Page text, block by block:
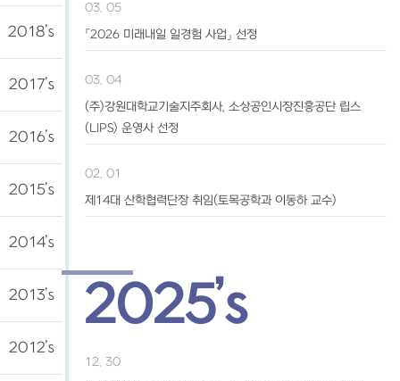
2018’s
2017’s
2016’s
2015’s
2014’s
2013’s
2012’s
03. 05
「2026 미래내일 일경험 사업」 선정
03. 04
(주)강원대학교기술지주회사, 소상공인시장진흥공단 립스
(LIPS) 운영사 선정
02. 01
제14대 산학협력단장 취임(토목공학과 이동하 교수)
2025’s
12. 30